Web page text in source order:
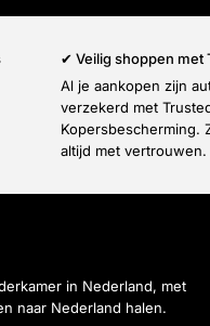
✔ Veilig shoppen met
Al je aankopen zijn
verzekerd met
Kopersbescherming.
altijd met vertrouwen.
in Nederland, met
naar Nederland halen.